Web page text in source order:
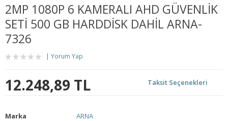
2MP 1080P 6 KAMERALI AHD GÜVENLİK
SETİ 500 GB HARDDİSK DAHİL ARNA-
7326
Yorum Yap
12.248,89 TL Taksit Seçenekleri
Marka
ARNA